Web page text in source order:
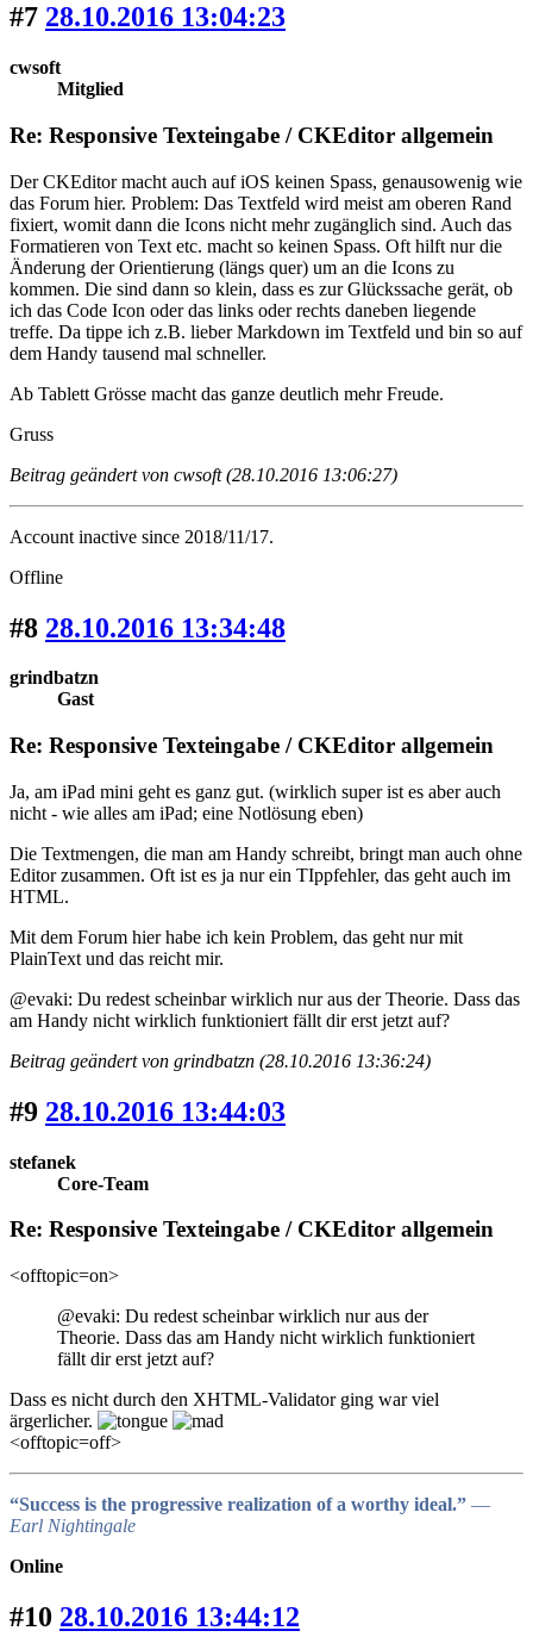
#7 28.10.2016 13:04:23
cwsoft
Mitglied
Re: Responsive Texteingabe / CKEditor allgemein
Der CKEditor macht auch auf iOS keinen Spass, genausowenig wie
das Forum hier. Problem: Das Textfeld wird meist am oberen Rand
fixiert, womit dann die Icons nicht mehr zugänglich sind. Auch das
Formatieren von Text etc. macht so keinen Spass. Oft hilft nur die
Änderung der Orientierung (längs quer) um an die Icons zu
kommen. Die sind dann so klein, dass es zur Glückssache gerät, ob
ich das Code Icon oder das links oder rechts daneben liegende
treffe. Da tippe ich z.B. lieber Markdown im Textfeld und bin so auf
dem Handy tausend mal schneller.
Ab Tablett Grösse macht das ganze deutlich mehr Freude.
Gruss
Beitrag geändert von cwsoft (28.10.2016 13:06:27)
Account inactive since 2018/11/17.
Offline
#8 28.10.2016 13:34:48
grindbatzn
Gast
Re: Responsive Texteingabe / CKEditor allgemein
Ja, am iPad mini geht es ganz gut. (wirklich super ist es aber auch
nicht - wie alles am iPad; eine Notlösung eben)
Die Textmengen, die man am Handy schreibt, bringt man auch ohne
Editor zusammen. Oft ist es ja nur ein TIppfehler, das geht auch im
HTML.
Mit dem Forum hier habe ich kein Problem, das geht nur mit
PlainText und das reicht mir.
@evaki: Du redest scheinbar wirklich nur aus der Theorie. Dass das
am Handy nicht wirklich funktioniert fällt dir erst jetzt auf?
Beitrag geändert von grindbatzn (28.10.2016 13:36:24)
#9 28.10.2016 13:44:03
stefanek
Core-Team
Re: Responsive Texteingabe / CKEditor allgemein
<offtopic=on>
@evaki: Du redest scheinbar wirklich nur aus der
Theorie. Dass das am Handy nicht wirklich funktioniert
fällt dir erst jetzt auf?
Dass es nicht durch den XHTML-Validator ging war viel
ärgerlicher.
<offtopic=off>
“Success is the progressive realization of a worthy ideal.” ―
Earl Nightingale
Online
#10 28.10.2016 13:44:12